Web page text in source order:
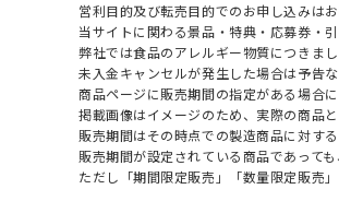
営利目的及び転売目的でのお申し込みはお
当サイトに関わる景品・特典・応募券・
弊社では食品のアレルギー物質につきま
未入金キャンセルが発生した場合は予告
商品ページに販売期間の指定がある場合
掲載画像はイメージのため、実際の商品
販売期間はその時点での製造商品に対す
販売期間が設定されている商品であって
ただし「期間限定販売」「数量限定販売